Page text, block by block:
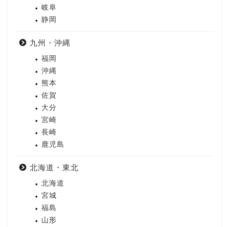
岐阜
静岡
九州・沖縄
福岡
沖縄
熊本
佐賀
大分
宮崎
長崎
鹿児島
北海道・東北
北海道
宮城
福島
山形